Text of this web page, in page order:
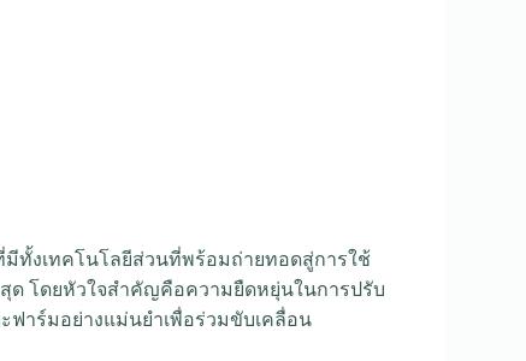
ทั้งเทคโนโลยีส่วนที่พร้อมถ่ายทอดสู่การใช้
ด โดยหัวใจสำคัญคือความยืดหยุ่นในการปรับ
าร์มอย่างแม่นยำเพื่อร่วมขับเคลื่อน